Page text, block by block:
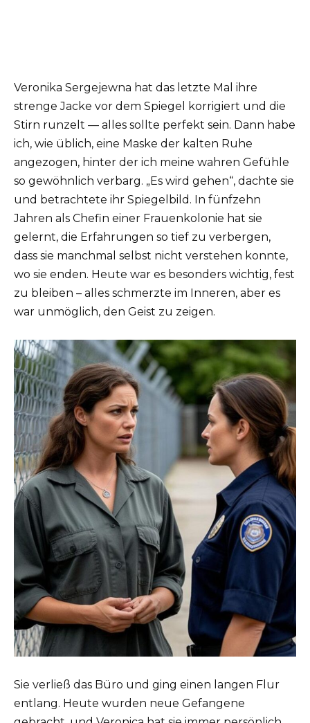
Veronika Sergejewna hat das letzte Mal ihre
strenge Jacke vor dem Spiegel korrigiert und die
Stirn runzelt — alles sollte perfekt sein. Dann habe
ich, wie üblich, eine Maske der kalten Ruhe
angezogen, hinter der ich meine wahren Gefühle
so gewöhnlich verbarg. „Es wird gehen“, dachte sie
und betrachtete ihr Spiegelbild. In fünfzehn
Jahren als Chefin einer Frauenkolonie hat sie
gelernt, die Erfahrungen so tief zu verbergen,
dass sie manchmal selbst nicht verstehen konnte,
wo sie enden. Heute war es besonders wichtig, fest
zu bleiben – alles schmerzte im Inneren, aber es
war unmöglich, den Geist zu zeigen.
Sie verließ das Büro und ging einen langen Flur
entlang. Heute wurden neue Gefangene